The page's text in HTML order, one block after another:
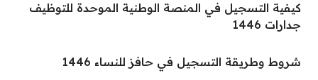
كيفية التسجيل في المنصة الوطنية الموحدة للتوظيف
جدارات 1446
شروط وطريقة التسجيل في حافز للنساء 1446